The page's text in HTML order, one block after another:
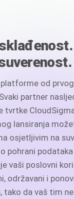
od
partner
tvrtke
lansiranja
osjetljivim na
pohrani
vaši poslovni
održavani i
tako da vaš tim